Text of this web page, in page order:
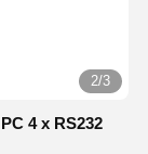
2/3
4 x RS232